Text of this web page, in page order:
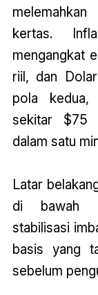
kertas.
mengangkat
riil, dan
pola kedua,
sekitar $75
dalam satu
Latar
di bawah
stabilisasi
basis yang
sebelum